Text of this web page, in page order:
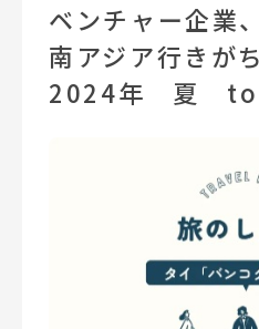
ベンチャー企業
南アジア行きが
2024年 夏 to